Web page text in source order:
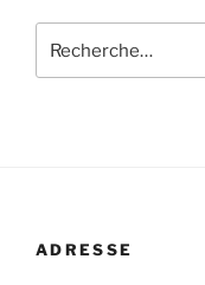
pour
ADRESSE